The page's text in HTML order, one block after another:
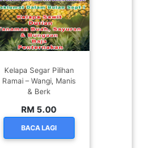
Kelapa Segar Pilihan
Ramai – Wangi, Manis
& Berk
RM 5.00
BACA LAGI